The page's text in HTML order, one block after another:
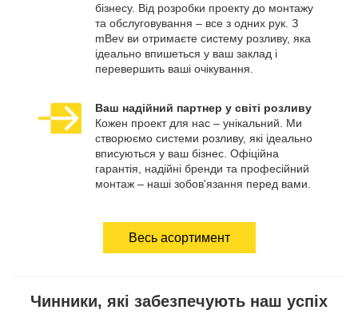
бізнесу. Від розробки проекту до монтажу
та обслуговування – все з одних рук. З
mBev ви отримаєте систему розливу, яка
ідеально впишеться у ваш заклад і
перевершить ваші очікування.
Ваш надійний партнер у світі розливу
Кожен проект для нас – унікальний. Ми
створюємо системи розливу, які ідеально
вписуються у ваш бізнес. Офіційна
гарантія, надійні бренди та професійний
монтаж – наші зобов'язання перед вами.
Весь асортимент
Чинники, які забезпечують наш успіх